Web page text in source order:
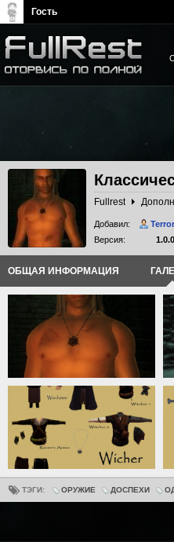
Fullrest
Добавил:
Terror
Версия:
1.0.0
ОБЩАЯ ИНФОРМАЦИЯ
ТЭГИ: ОРУЖИЕ ДОСПЕХИ
Гость